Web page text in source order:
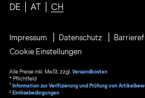
DE AT CH
Impressum Datenschutz
Cookie Einstellungen
Alle Preise inkl. MwSt. zzgl. Versandkosten
* Pflichtfeld
1
Information zur Verifizierung und Prüfung von
² Einlösebedingungen